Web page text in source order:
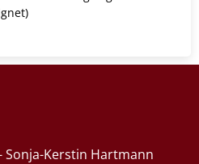
Sonja-Kerstin Hartmann